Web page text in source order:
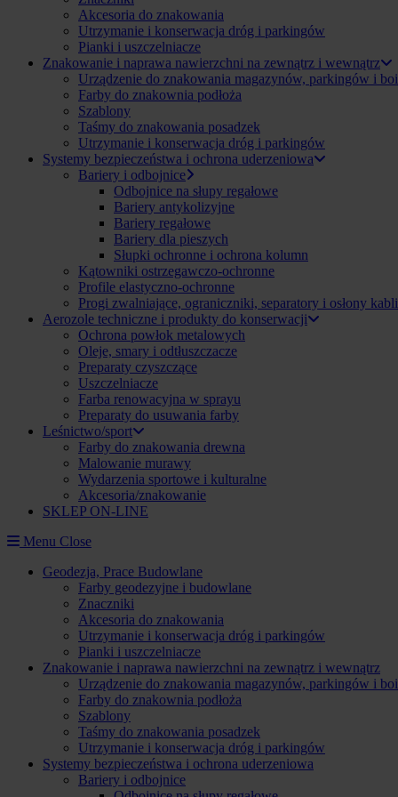
Akcesoria do znakowania
Utrzymanie i konserwacja dróg i parkingów
Pianki i uszczelniacze
Znakowanie i naprawa nawierzchni na zewnątrz i wewnątrz
Urządzenie do znakowania magazynów, parkingów i
Farby do znakownia podłoża
Szablony
Taśmy do znakowania posadzek
Utrzymanie i konserwacja dróg i parkingów
Systemy bezpieczeństwa i ochrona uderzeniowa
Bariery i odbojnice
Odbojnice na słupy regałowe
Bariery antykolizyjne
Bariery regałowe
Bariery dla pieszych
Słupki ochronne i ochrona kolumn
Kątowniki ostrzegawczo-ochronne
Profile elastyczno-ochronne
Progi zwalniające, ograniczniki, separatory i osłony kabli
Aerozole techniczne i produkty do konserwacji
Ochrona powłok metalowych
Oleje, smary i odtłuszczacze
Preparaty czyszczące
Uszczelniacze
Farba renowacyjna w sprayu
Preparaty do usuwania farby
Leśnictwo/sport
Farby do znakowania drewna
Malowanie murawy
Wydarzenia sportowe i kulturalne
Akcesoria/znakowanie
SKLEP ON-LINE
Menu Close
Geodezja, Prace Budowlane
Farby geodezyjne i budowlane
Znaczniki
Akcesoria do znakowania
Utrzymanie i konserwacja dróg i parkingów
Pianki i uszczelniacze
Znakowanie i naprawa nawierzchni na zewnątrz i wewnątrz
Urządzenie do znakowania magazynów, parkingów i
Farby do znakownia podłoża
Szablony
Taśmy do znakowania posadzek
Utrzymanie i konserwacja dróg i parkingów
Systemy bezpieczeństwa i ochrona uderzeniowa
Bariery i odbojnice